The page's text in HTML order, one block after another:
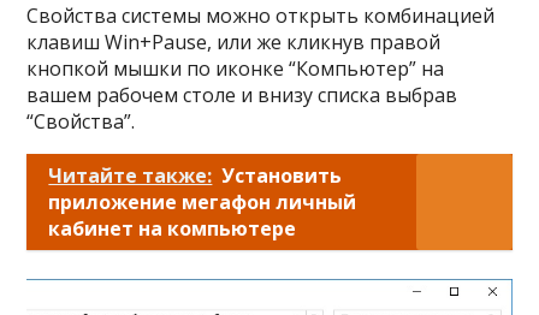
Свойства системы можно открыть комбинацией
клавиш Win+Pause, или же кликнув правой
кнопкой мышки по иконке “Компьютер” на
вашем рабочем столе и внизу списка выбрав
“Свойства”.
Читайте также: Установить
приложение мегафон личный
кабинет на компьютере